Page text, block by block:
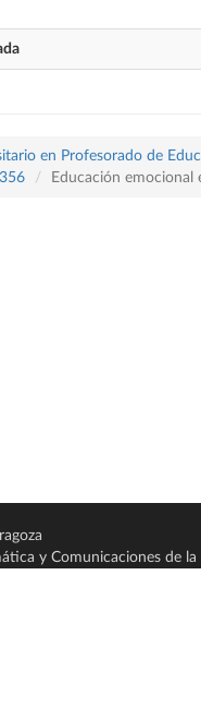
en Profesorado de
Educación emocional
y Comunicaciones de la